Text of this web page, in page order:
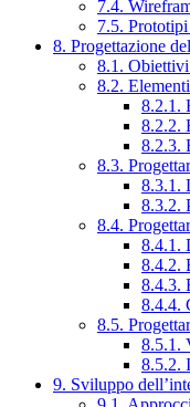
7.4.
7.5.
8. Progettazione
8.1. Obiettivi
8.2.
8.2.1.
8.2.2.
8.2.3.
8.3.
8.3.1.
8.3.2.
8.4.
8.4.1.
8.4.2.
8.4.3.
8.4.4.
8.5.
8.5.1.
8.5.2.
9. Sviluppo